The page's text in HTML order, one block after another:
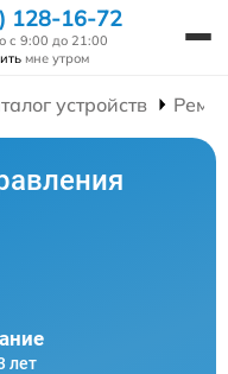
128-16-72
с 9:00 до 21:00
мне утром
устройств
лет